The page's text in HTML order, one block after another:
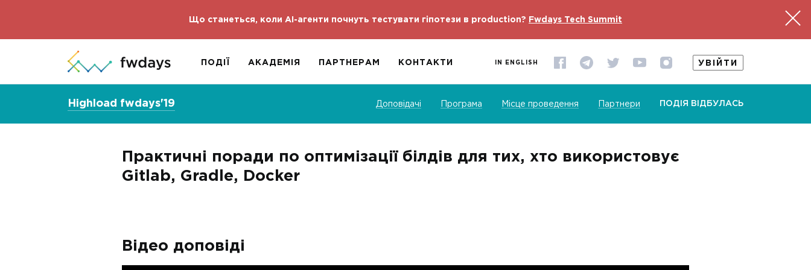
Що станеться, коли AI-агенти почнуть тестувати гіпотези в production? Fwdays Tech Summit
ПОДІЇ АКАДЕМІЯ ПАРТНЕРАМ КОНТАКТИ IN ENGLISH УВІЙТИ
Highload fwdays'19 Доповідачі Програма Місце проведення Партнери ПОДІЯ ВІДБУЛАСЬ
Практичні поради по оптимізації білдів для тих, хто використовує
Gitlab, Gradle, Docker
Відео доповіді